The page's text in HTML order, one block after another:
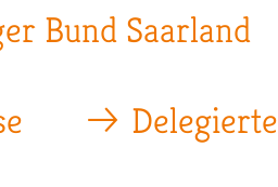
Bund Saarland
Delegierte